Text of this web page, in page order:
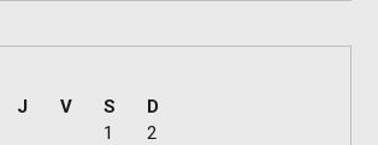
J V S
D
1
2